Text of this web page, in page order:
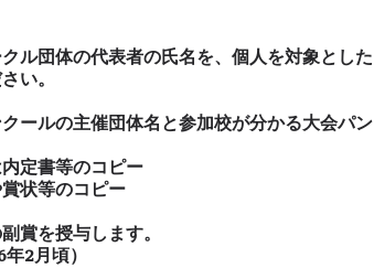
ル団体の代表者の氏名を、個人を対象とした
い。
ールの主催団体名と参加校が分かる大会パン
定書等のコピー
状等のコピー
賞を授与します。
2月頃）